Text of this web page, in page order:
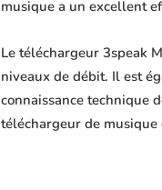
musique a un excellent
Le téléchargeur 3speak
niveaux de débit. Il est
connaissance technique
téléchargeur de